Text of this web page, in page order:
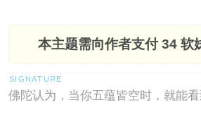
本主题需向作者支付34 软
佛陀认为，当你五蕴皆空时，就能看